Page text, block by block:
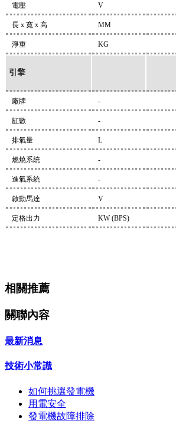
電壓 V
長 x 寬 x 高 MM
淨重 KG
引擎
廠牌 -
缸數 -
排氣量 L
燃燒系統 -
進氣系統 -
啟動馬達 V
定格出力 KW (BPS)
相關推薦
關聯內容
最新消息
技術小常識
如何挑選發電機
用電安全
發電機故障排除